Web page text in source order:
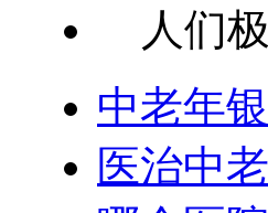
人们
中老年
医治中